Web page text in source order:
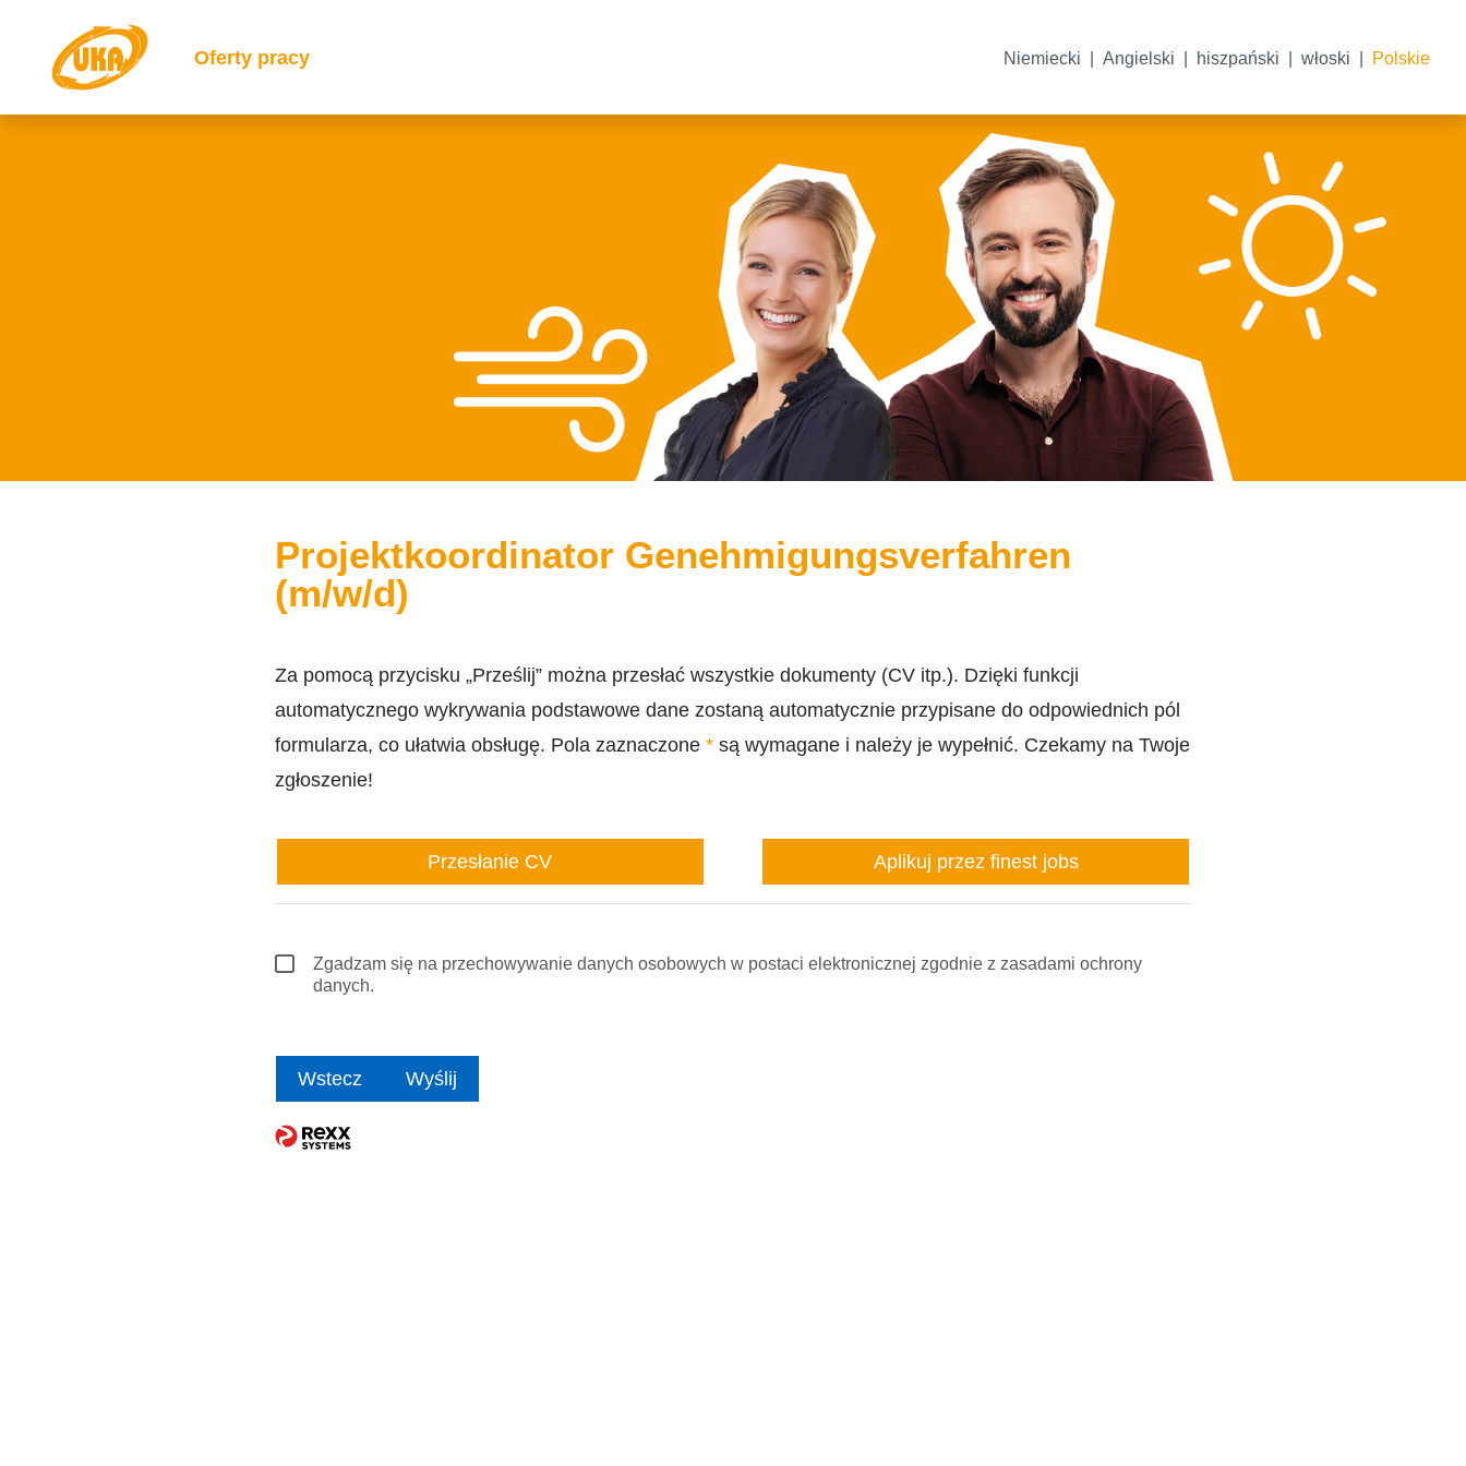
Niemiecki Angielski hiszpański włoski Polskie
Oferty pracy
Projektkoordinator Genehmigungsverfahren
(m/w/d)
Za pomocą przycisku „Prześlij” można przesłać wszystkie dokumenty (CV itp.). Dzięki funkcji
automatycznego wykrywania podstawowe dane zostaną automatycznie przypisane do odpowiednich pól
formularza, co ułatwia obsługę. Pola zaznaczone * są wymagane i należy je wypełnić. Czekamy na Twoje
zgłoszenie!
Przesłanie CV Aplikuj przez finest jobs
Zgadzam się na przechowywanie danych osobowych w postaci elektronicznej zgodnie z zasadami ochrony
danych.
Wstecz Wyślij